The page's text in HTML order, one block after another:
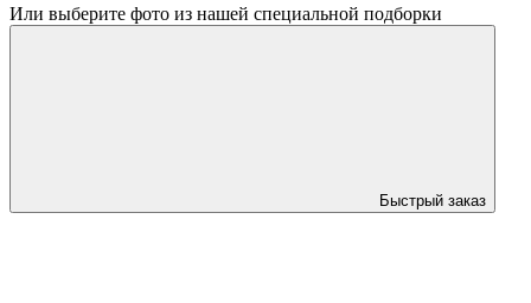
Или выберите фото из нашей специальной подборки
Быстрый заказ